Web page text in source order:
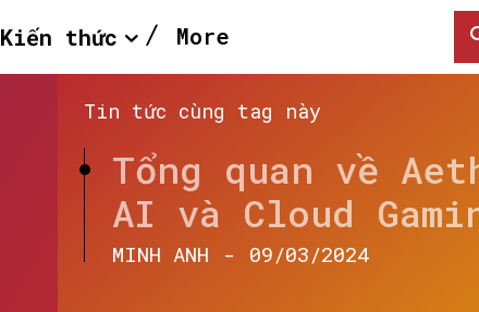
Kiến thức More
Tin tức cùng tag này
Tổng quan về
AI và Cloud
MINH ANH - 09/03/2024